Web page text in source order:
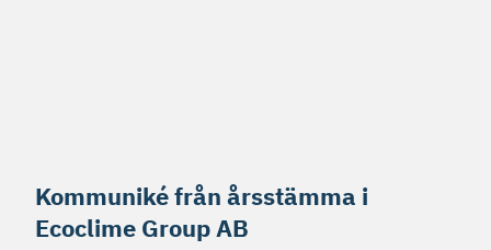
Kommuniké från årsstämma i
Ecoclime Group AB